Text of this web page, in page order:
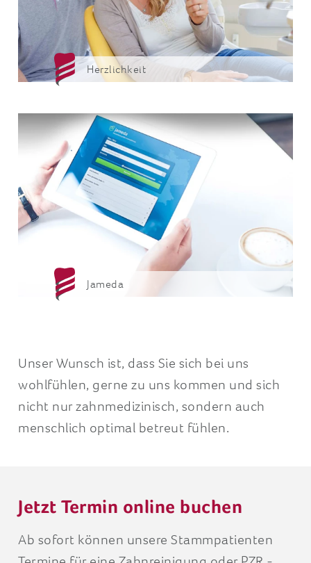
Herzlichkeit
wohlfühlen, gerne zu uns kommen und sich
nicht nur zahnmedizinisch, sondern auch
menschlich optimal betreut fühlen.
Ab sofort können unsere Stammpatienten
Termine für eine Zahnreinigung oder PZR -